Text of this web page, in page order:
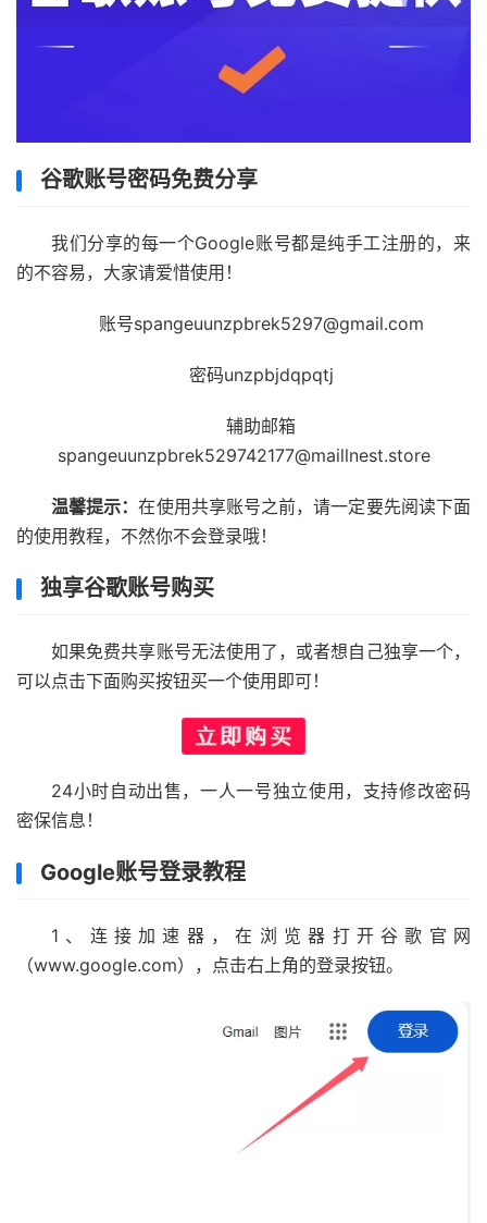
谷歌账号密码免费分享
我们分享的每一个Google账号都是纯手工注册的，来
的不容易，大家请爱惜使用！
账号spangeuunzpbrek5297@gmail.com
密码unzpbjdqpqtj
辅助邮箱
spangeuunzpbrek529742177@maillnest.store
温馨提示：在使用共享账号之前，请一定要先阅读下面
的使用教程，不然你不会登录哦！
独享谷歌账号购买
如果免费共享账号无法使用了，或者想自己独享一个，
可以点击下面购买按钮买一个使用即可！
24小时自动出售，一人一号独立使用，支持修改密码
密保信息！
Google账号登录教程
1、连接加速器，在浏览器打开谷歌官网
（www.google.com），点击右上角的登录按钮。